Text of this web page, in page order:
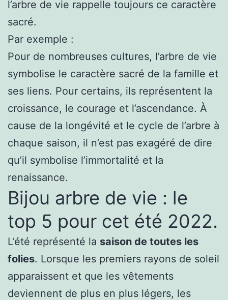
l’arbre de vie rappelle toujours ce caractère
sacré.
Par exemple :
Pour de nombreuses cultures, l’arbre de vie
symbolise le caractère sacré de la famille et
ses liens. Pour certains, ils représentent la
croissance, le courage et l’ascendance. À
cause de la longévité et le cycle de l’arbre à
chaque saison, il n’est pas exagéré de dire
qu’il symbolise l’immortalité et la
renaissance.
Bijou arbre de vie : le
top 5 pour cet été 2022.
L’été représenté la saison de toutes les
folies. Lorsque les premiers rayons de soleil
apparaissent et que les vêtements
deviennent de plus en plus légers, les